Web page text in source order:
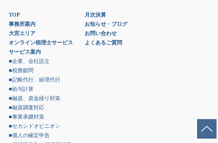
TOP
事務所案内
大宮エリア
オンライン税理士サービス
サービス案内
■企業、会社設立
■税務顧問
■記帳代行、経理代行
■給与計算
■融資、資金繰り対策
■融資調査対応
■事業承継対策
■セカンドオピニオン
■個人の確定申告
月次決算
お知らせ・ブログ
お問い合わせ
よくあるご質問